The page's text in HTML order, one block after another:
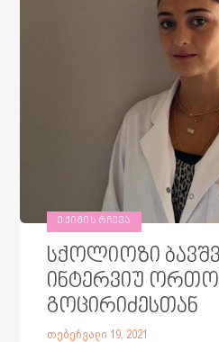
ᲔᲥᲘᲛᲘᲡ ᲠᲩᲔᲕᲐ
სქოლიოზი
ინტერვიუ
გოცირიძესთან
თებერვალი 19, 2021